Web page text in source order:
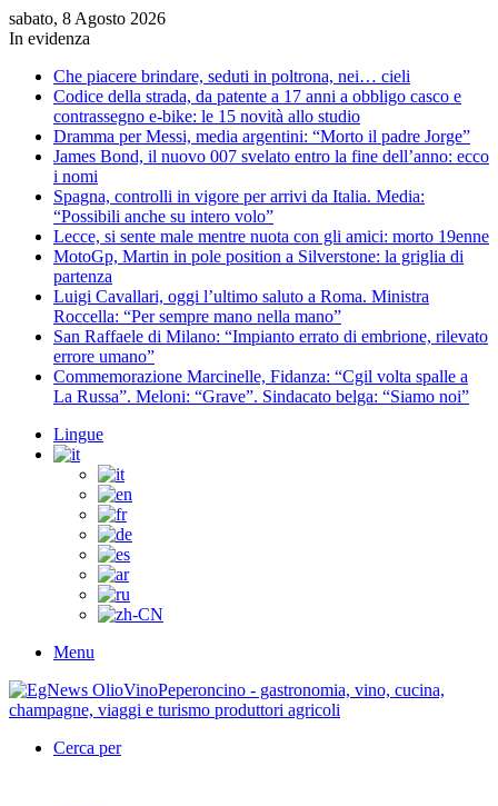
sabato, 8 Agosto 2026
In evidenza
Che piacere brindare, seduti in poltrona, nei… cieli
Codice della strada, da patente a 17 anni a obbligo casco e
contrassegno e-bike: le 15 novità allo studio
Dramma per Messi, media argentini: “Morto il padre Jorge”
James Bond, il nuovo 007 svelato entro la fine dell’anno: ecco
i nomi
Spagna, controlli in vigore per arrivi da Italia. Media:
“Possibili anche su intero volo”
Lecce, si sente male mentre nuota con gli amici: morto 19enne
MotoGp, Martin in pole position a Silverstone: la griglia di
partenza
Luigi Cavallari, oggi l’ultimo saluto a Roma. Ministra
Roccella: “Per sempre mano nella mano”
San Raffaele di Milano: “Impianto errato di embrione, rilevato
errore umano”
Commemorazione Marcinelle, Fidanza: “Cgil volta spalle a
La Russa”. Meloni: “Grave”. Sindacato belga: “Siamo noi”
Lingue
Menu
Cerca per